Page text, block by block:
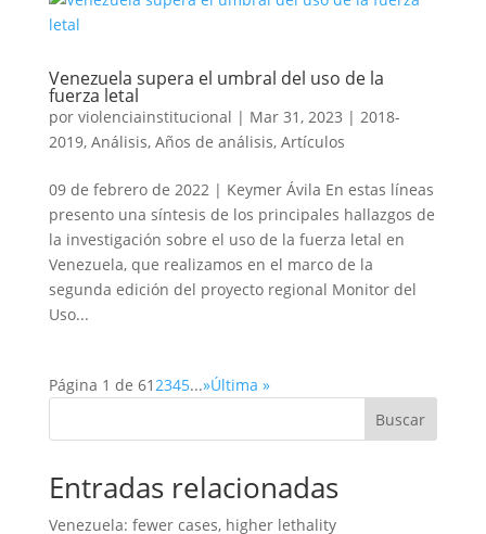
Venezuela supera el umbral del uso de la
fuerza letal
por violenciainstitucional | Mar 31, 2023 | 2018-
2019, Análisis, Años de análisis, Artículos
09 de febrero de 2022 | Keymer Ávila En estas líneas
presento una síntesis de los principales hallazgos de
la investigación sobre el uso de la fuerza letal en
Venezuela, que realizamos en el marco de la
segunda edición del proyecto regional Monitor del
Uso...
Página 1 de 612345...»Última »
Buscar
Entradas relacionadas
Venezuela: fewer cases, higher lethality